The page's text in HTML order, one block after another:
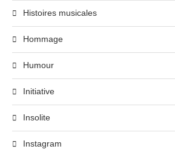
Histoires musicales
Hommage
Humour
Initiative
Insolite
Instagram